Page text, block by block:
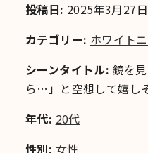
投稿日: 2025年3月27日
カテゴリー: ホワイト
シーンタイトル: 鏡を
ら…」と空想して嬉し
年代: 20代
性別: 女性